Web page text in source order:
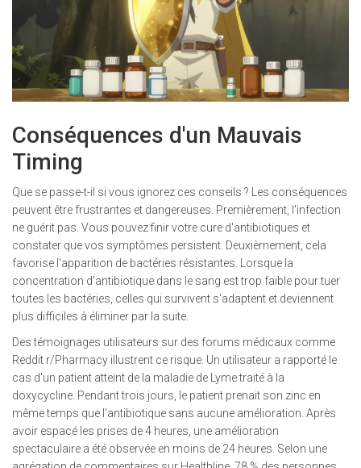
Conséquences d'un Mauvais
Timing
Que se passe-t-il si vous ignorez ces conseils ? Les conséquences
peuvent être frustrantes et dangereuses. Premièrement, l'infection
ne guérit pas. Vous pouvez finir votre cure d'antibiotiques et
constater que vos symptômes persistent. Deuxièmement, cela
favorise l'apparition de bactéries résistantes. Lorsque la
concentration d'antibiotique dans le sang est trop faible pour tuer
toutes les bactéries, celles qui survivent s'adaptent et deviennent
plus difficiles à éliminer par la suite.
Des témoignages utilisateurs sur des forums médicaux comme
Reddit r/Pharmacy illustrent ce risque. Un utilisateur a rapporté le
cas d'un patient atteint de la maladie de Lyme traité à la
doxycycline. Pendant trois jours, le patient prenait son zinc en
même temps que l'antibiotique sans aucune amélioration. Après
avoir espacé les prises de 4 heures, une amélioration
spectaculaire a été observée en moins de 24 heures. Selon une